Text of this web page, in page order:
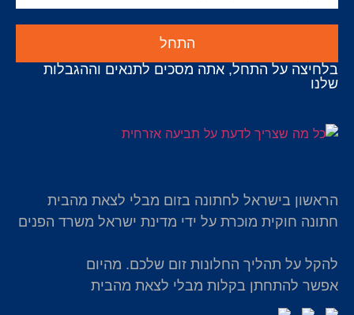
התחל
בלחיצה על התחל, אתה מסכים לתנאים וההגבלות
שלנו
הראשון בישראל לחתונה בזום מבלי לצאת מהבית
חתונה חוקית מוכרת על ידי מדינת ישראל משרד הפנים
להקל על תהליך החלונות זום שלכם. מהיום
אפשר להתחתן בקלות מבלי לצאת מהבית